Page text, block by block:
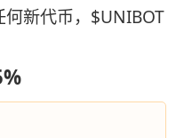
新代币，$UNIBOT